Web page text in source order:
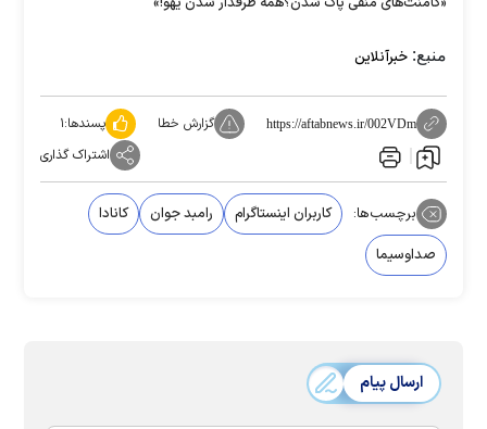
منبع: خبرآنلاین
https://aftabnews.ir/002VDm گزارش خطا پسندها:۱
اشتراک گذاری
برچسب‌ها: کاربران اینستاگرام رامبد جوان
کانادا
صداوسیما
ارسال پیام